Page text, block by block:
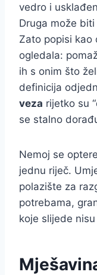
vedro i
Druga može
Zato popisi kao
ogledala:
ih s onim što
definicija
veza rijetko su
se stalno
Nemoj se
jednu riječ.
polazište za
potrebama,
koje slijede